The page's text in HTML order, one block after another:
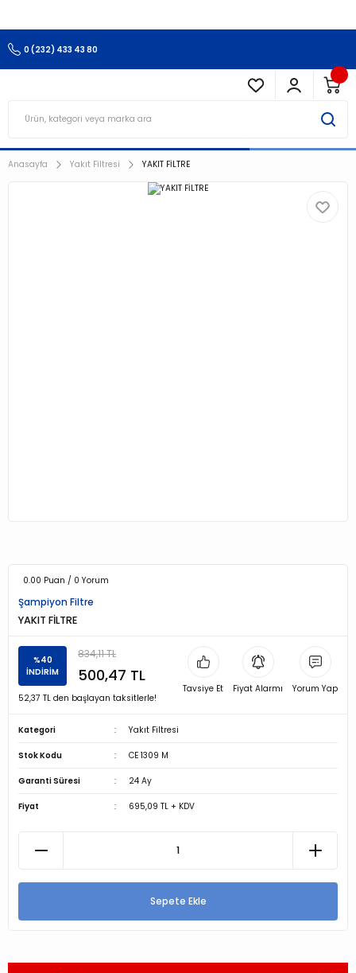
0 (232) 433 43 80
Anasayfa Yakıt Filtresi YAKIT FİLTRE
0.00 Puan / 0 Yorum
Şampiyon Filtre
YAKIT FİLTRE
%40
İNDİRİM
834,11 TL
500,47 TL
52,37 TL den başlayan taksitlerle!
Tavsiye Et Fiyat Alarmı Yorum Yap
Kategori Yakıt Filtresi
Stok Kodu CE 1309 M
Garanti Süresi 24 Ay
Fiyat 695,09 TL + KDV
Sepete Ekle